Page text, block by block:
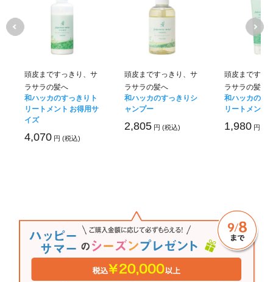
頭皮まですっきり、サ
ラサラの髪へ
和ハッカのすっきりト
リートメント お得用サ
イズ
4,070 円 (税込)
頭皮まですっきり、サ
ラサラの髪へ
和ハッカのすっきりシ
ャンプー
2,805 円 (税込)
頭皮まですっ
ラサラの髪へ
和ハッカのす
リートメント
1,980 円 (税